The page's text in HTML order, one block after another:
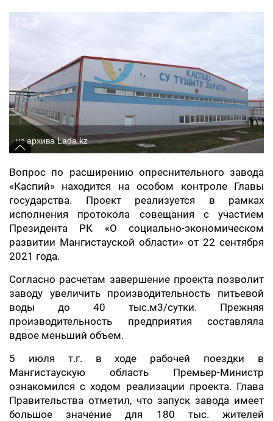
из архива Lada.kz
Вопрос по расширению опреснительного завода
«Каспий» находится на особом контроле Главы
государства. Проект реализуется в рамках
исполнения протокола совещания с участием
Президента РК «О социально-экономическом
развитии Мангистауской области» от 22 сентября
2021 года.
Согласно расчетам завершение проекта позволит
заводу увеличить производительность питьевой
воды до 40 тыс.м3/сутки. Прежняя
производительность предприятия составляла
вдвое меньший объем.
5 июля т.г. в ходе рабочей поездки в
Мангистаускую область Премьер-Министр
ознакомился с ходом реализации проекта. Глава
Правительства отметил, что запуск завода имеет
большое значение для 180 тыс. жителей